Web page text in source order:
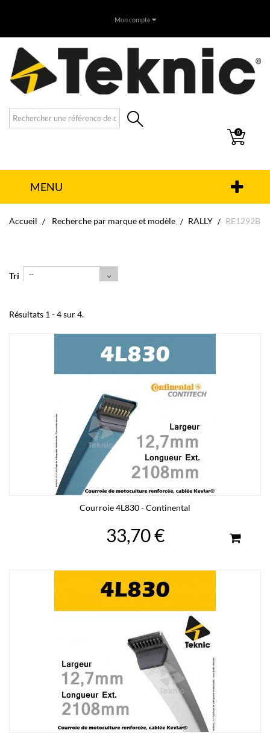
Mon compte
0
MENU
Accueil Recherche par marque et modèle RALLY RE1292B
Tri --
Résultats 1 - 4 sur 4.
Courroie 4L830 - Continental
33,70 €